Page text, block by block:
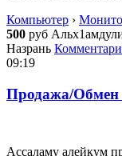
Компьютер ›
500 руб
Назрань
09:19
Продажа/Обмен
Ассаламу алейкум